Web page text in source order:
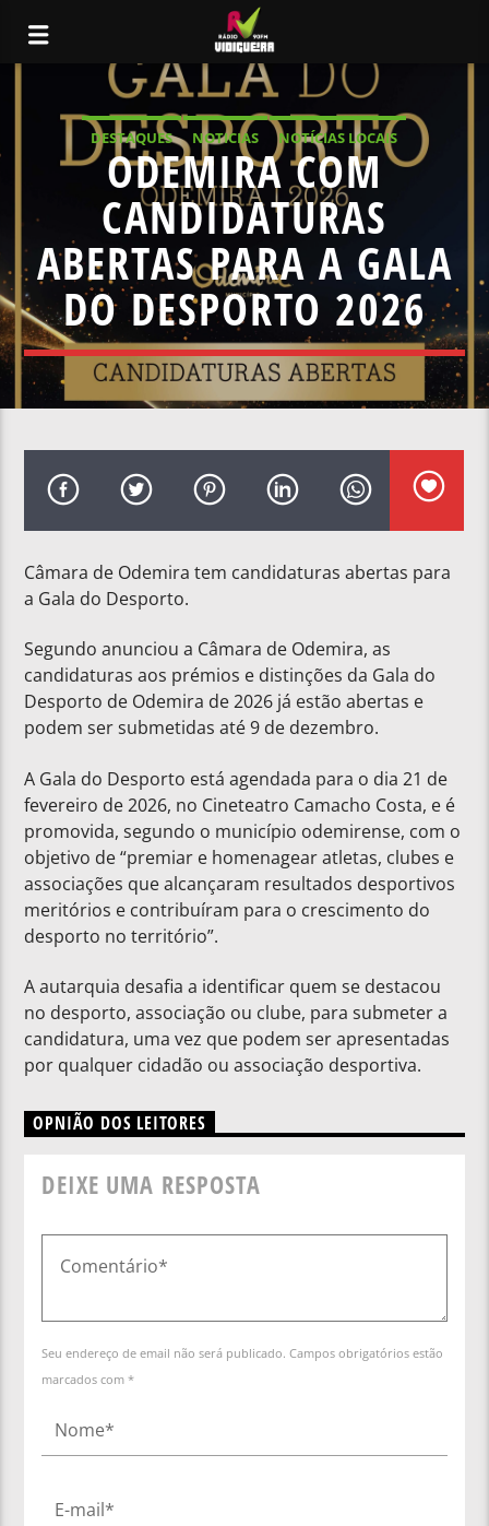
DESTAQUES NOTICIAS
NOTÍCIAS LOCAIS
NOTÍCIAS NACIONAIS
ODEMIRA COM
CANDIDATURAS
ABERTAS PARA A GALA
DO DESPORTO 2026
Câmara de Odemira tem candidaturas abertas para
a Gala do Desporto.
Segundo anunciou a Câmara de Odemira, as
candidaturas aos prémios e distinções da Gala do
Desporto de Odemira de 2026 já estão abertas e
podem ser submetidas até 9 de dezembro.
A Gala do Desporto está agendada para o dia 21 de
fevereiro de 2026, no Cineteatro Camacho Costa, e é
promovida, segundo o município odemirense, com o
objetivo de “premiar e homenagear atletas, clubes e
associações que alcançaram resultados desportivos
meritórios e contribuíram para o crescimento do
desporto no território”.
A autarquia desafia a identificar quem se destacou
no desporto, associação ou clube, para submeter a
candidatura, uma vez que podem ser apresentadas
por qualquer cidadão ou associação desportiva.
OPNIÃO DOS LEITORES
DEIXE UMA RESPOSTA
Seu endereço de email não será publicado. Campos obrigatórios estão
marcados com *